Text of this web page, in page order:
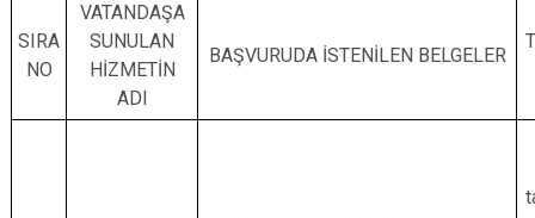
SIRA
NO
VATANDAŞA
SUNULAN
HİZMETİN
ADI
BAŞVURUDA İSTENİLEN BELGELER